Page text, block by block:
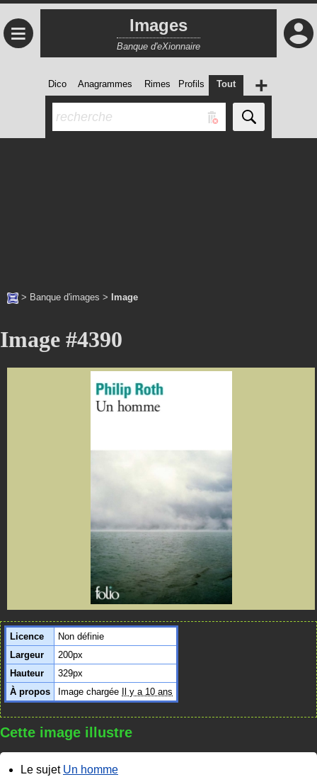
≡ Images
Banque d'eXionnaire
Dico Anagrammes Rimes Profils Tout +
> Banque d'images > Image
Image #4390
Licence
Non définie
Largeur
200px
Hauteur
329px
À propos
Image chargée Il y a 10 ans
Cette image illustre
Le sujet Un homme